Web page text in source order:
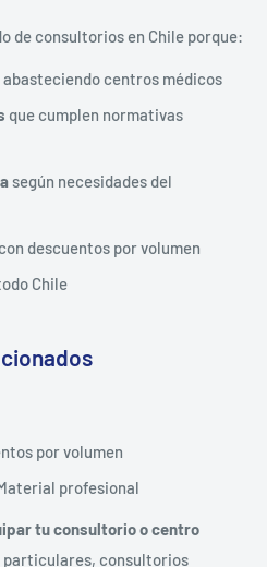
de consultorios en Chile porque:
abasteciendo centros médicos
que cumplen normativas
según necesidades del
con descuentos por volumen
Chile
por volumen
profesional
tu consultorio o centro
particulares, consultorios